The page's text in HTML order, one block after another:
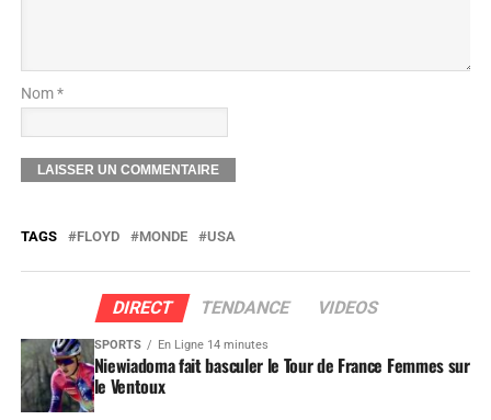
Nom *
TAGS FLOYD MONDE USA
DIRECT TENDANCE VIDEOS
SPORTS En Ligne 14 minutes
Niewiadoma fait basculer le Tour de France Femmes sur
le Ventoux